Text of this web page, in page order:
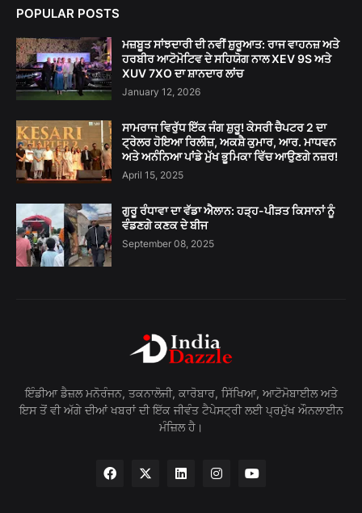
POPULAR POSTS
ਮਜ਼ਬੂਤ ਸਾਂਝਦਾਰੀ ਦੀ ਨਵੀਂ ਸ਼ੁਰੂਆਤ: ਰਾਜ ਵਾਹਨਜ਼ ਅਤੇ
ਹਰਬੀਰ ਆਟੋਮੋਟਿਵ ਦੇ ਸਹਿਯੋਗ ਨਾਲ XEV 9S ਅਤੇ
XUV 7XO ਦਾ ਸ਼ਾਨਦਾਰ ਲਾਂਚ
January 12, 2026
ਸਾਮਰਾਜ ਵਿਰੁੱਧ ਇੱਕ ਜੰਗ ਸ਼ੁਰੂ! ਕੇਸਰੀ ਚੈਪਟਰ 2 ਦਾ
ਟ੍ਰੇਲਰ ਹੋਇਆ ਰਿਲੀਜ਼, ਅਕਸ਼ੈ ਕੁਮਾਰ, ਆਰ. ਮਾਧਵਨ
ਅਤੇ ਅਨੰਨਿਆ ਪਾਂਡੇ ਮੁੱਖ ਭੂਮਿਕਾ ਵਿੱਚ ਆਉਣਗੇ ਨਜ਼ਰ!
April 15, 2025
ਗੁਰੂ ਰੰਧਾਵਾ ਦਾ ਵੱਡਾ ਐਲਾਨ: ਹੜ੍ਹ-ਪੀੜਤ ਕਿਸਾਨਾਂ ਨੂੰ
ਵੰਡਣਗੇ ਕਣਕ ਦੇ ਬੀਜ
September 08, 2025
ਇੰਡੀਆ ਡੈਜ਼ਲ ਮਨੋਰੰਜਨ, ਤਕਨਾਲੋਜੀ, ਕਾਰੋਬਾਰ, ਸਿੱਖਿਆ, ਆਟੋਮੋਬਾਈਲ ਅਤੇ
ਇਸ ਤੋਂ ਵੀ ਅੱਗੇ ਦੀਆਂ ਖਬਰਾਂ ਦੀ ਇੱਕ ਜੀਵੰਤ ਟੈਪੇਸਟ੍ਰੀ ਲਈ ਪ੍ਰਮੁੱਖ ਔਨਲਾਈਨ
ਮੰਜ਼ਿਲ ਹੈ।